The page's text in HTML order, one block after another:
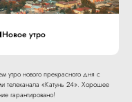
Новое утро
утро нового прекрасного дня с
телеканала «Катунь 24». Хорошее
гарантировано!